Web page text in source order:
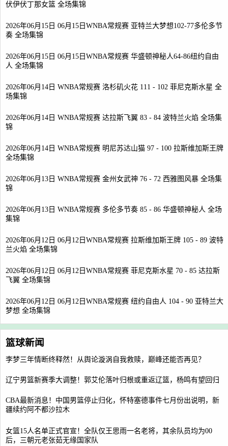
伏伊伏丁那女篮 全场集锦
2026年06月15日 06月15日WNBA常规赛 亚特兰大梦想102-77多伦多节
奏 全场集锦
2026年06月15日 06月15日WNBA常规赛 华盛顿神秘人64-86纽约自由
人 全场集锦
2026年06月14日 WNBA常规赛 洛杉矶火花 111 - 102 菲尼克斯水星 全
场集锦
2026年06月14日 WNBA常规赛 达拉斯飞翼 83 - 84 波特兰火焰 全场集
锦
2026年06月14日 WNBA常规赛 明尼苏达山猫 97 - 100 拉斯维加斯王牌
全场集锦
2026年06月13日 WNBA常规赛 金州女武神 76 - 72 西雅图风暴 全场集
锦
2026年06月13日 WNBA常规赛 多伦多节奏 85 - 86 华盛顿神秘人 全场
集锦
2026年06月12日 06月12日WNBA常规赛 拉斯维加斯王牌 105 - 89 波特
兰火焰 全场集锦
2026年06月12日 06月12日WNBA常规赛 菲尼克斯水星 70 - 85 达拉斯
飞翼 全场集锦
2026年06月12日 06月12日WNBA常规赛 纽约自由人 104 - 90 亚特兰大
梦想 全场集锦
篮球新闻
李梦三年情断终释然！从舆论漩涡自我救赎，巅峰还能否再见？
辽宁男篮新赛季大调整！郭艾伦落叶归根或重返辽篮，杨鸣有望回归
CBA最新消息！中国男篮停止归化，怀特塞德事件七月份出说明，新
疆续约阿不都沙拉木
女篮15人名单正式官宣！全队仅王思雨一名老将，其余队员均为00
后，三朝元老张茹无缘国家队